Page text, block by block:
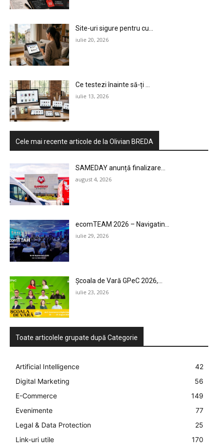
HOMEPAGE
NEWS
E-COMMERCE
EVENIMENTE
MARKETING
AI
LEGAL & DP
STUDIES
CONTACT
Site-uri sigure pentru cu...
iulie 20, 2026
Ce testezi înainte să-ți ...
iulie 13, 2026
Cele mai recente articole de la Olivian BREDA
SAMEDAY anunță finalizare...
august 4, 2026
ecomTEAM 2026 – Navigatin...
iulie 29, 2026
Școala de Vară GPeC 2026,...
iulie 23, 2026
Toate articolele grupate după Categorie
Artificial Intelligence
42
Digital Marketing
56
E-Commerce
149
Evenimente
77
Legal & Data Protection
25
Link-uri utile
170